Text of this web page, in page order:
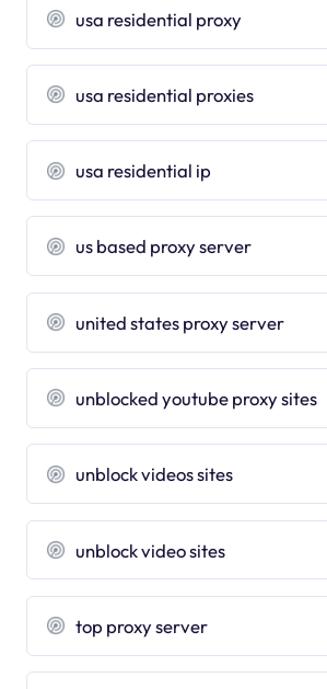
usa residential proxy
usa residential proxies
usa residential ip
us based proxy server
united states proxy server
unblocked youtube proxy sites
unblock videos sites
unblock video sites
top proxy server